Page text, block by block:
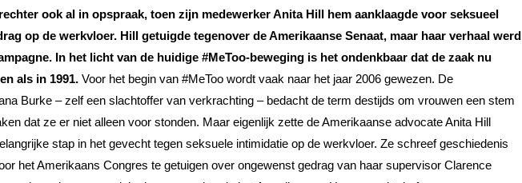
ook al in opspraak, toen zijn medewerker Anita Hill hem aanklaagde voor seksueel
op de werkvloer. Hill getuigde tegenover de Amerikaanse Senaat, maar haar verhaal werd
In het licht van de huidige #MeToo-beweging is het ondenkbaar dat de zaak nu
als in 1991. Voor het begin van #MeToo wordt vaak naar het jaar 2006 gewezen. De
Burke – zelf een slachtoffer van verkrachting – bedacht de term destijds om vrouwen een stem
dat ze er niet alleen voor stonden. Maar eigenlijk zette de Amerikaanse advocate Anita Hill
stap in het gevecht tegen seksuele intimidatie op de werkvloer. Ze schreef geschiedenis
het Amerikaans Congres te getuigen over ongewenst gedrag van haar supervisor Clarence